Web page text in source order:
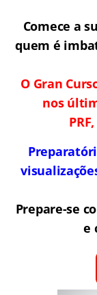
objetiva:8 de
Comece a
quem é
O Gran
nos
Prepare-se